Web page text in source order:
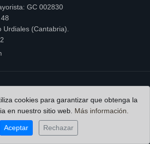
GC 002830
(Cantabria).
de Soiono Servcios Globales S.L. CIF
cookies para garantizar que obtenga la
en nuestro sitio web. Más información.
Aceptar Rechazar